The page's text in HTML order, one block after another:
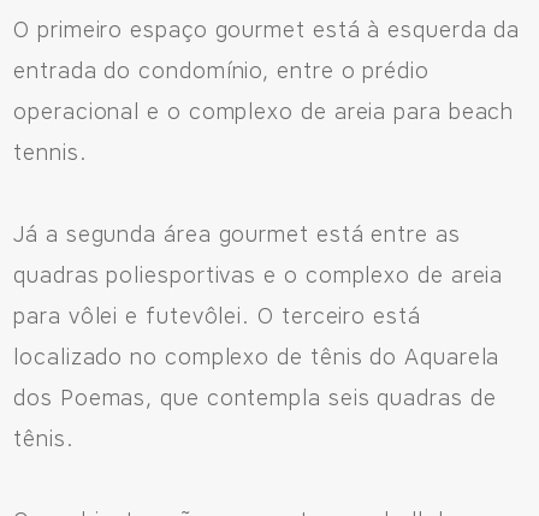
O primeiro espaço gourmet está à esquerda da
entrada do condomínio, entre o prédio
operacional e o complexo de areia para beach
tennis.
Já a segunda área gourmet está entre as
quadras poliesportivas e o complexo de areia
para vôlei e futevôlei. O terceiro está
localizado no complexo de tênis do Aquarela
dos Poemas, que contempla seis quadras de
tênis.